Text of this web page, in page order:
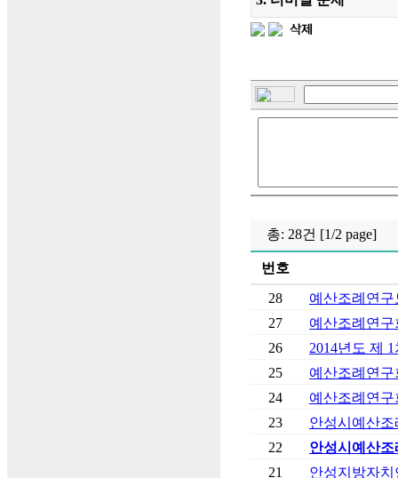
총: 28건 [1/2 page]
번호
28
예산조례연
27
예산조례연구
26
2014년도 제
25
예산조례연구
24
예산조례연구
23
안성시예산조
22
안성시예산조
21
안성지방자치